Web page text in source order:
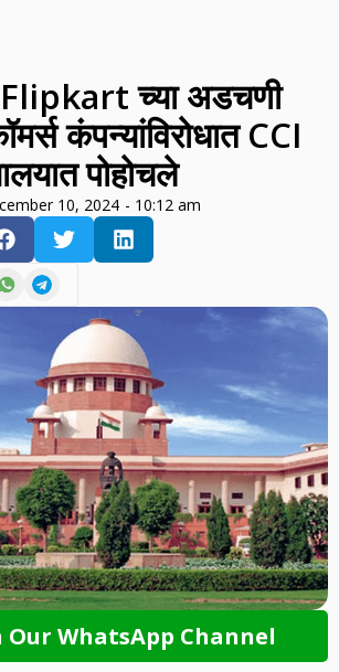
च्या अडचणी
कंपन्यांविरोधात CCI
पोहोचले
10, 2024 - 10:12 am
Our WhatsApp Channel